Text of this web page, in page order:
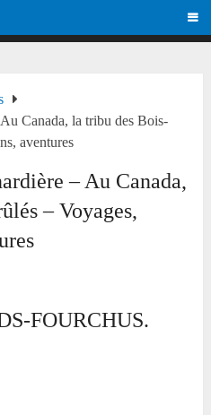
Canada, la tribu des Bois-
aventures
– Au Canada,
– Voyages,
FOURCHUS.